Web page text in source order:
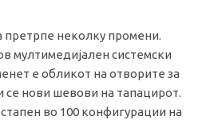
претрпе неколку промени.
мултимедијален системски
е обликот на отворите за
се нови шевови на тапацирот.
во 100 конфигурации на